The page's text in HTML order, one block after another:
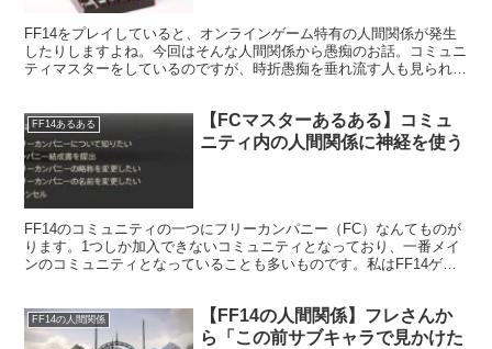
FF14をプレイしていると、オンラインゲーム特有の人間関係が発生
したりしますよね。今回はそんな人間関係から愚痴のお話。コミュニ
ティマスターをしているのですが、時折愚痴を垂れ流す人も見られま
FF14あるある
【FCマスターあるある】コミュ
ニティ内の人間関係に神経を使う
FF14のコミュニティの一つにフリーカンパニー（FC）なんてものが
ります。1つしか加入できないコミュニティとなっており、一番メイ
ンのコミュニティとなっていることも多いものです。私はFF14ゲー
FF14の人間関係
【FF14の人間関係】フレさんか
ら「この前サブキャラで見かけた